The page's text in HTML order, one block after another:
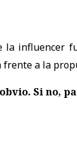
la influencer
a la
Si no,